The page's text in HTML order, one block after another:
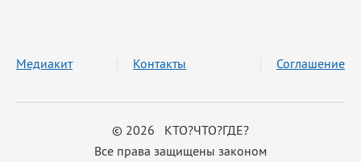
© 2026 КТО?ЧТО?ГДЕ?
Все права защищены законом
Медиакит Контакты Соглашение